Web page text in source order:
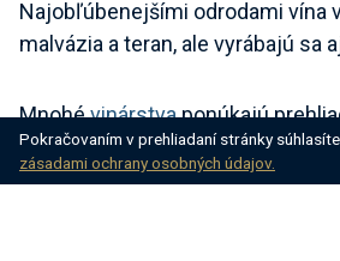
Najobľúbenejšími odrodami vína
malvázia a teran, ale vyrábajú sa
Mnohévinárstvaponúkajú
a viníc. Uvidíte celý proces výroby
prehliadke nasleduje ochutnávka
Pokračovaním v prehliadaní stránky
zásadami ochrany osobných údajov.